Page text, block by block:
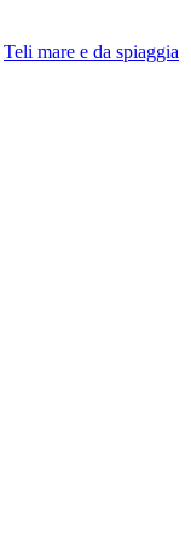
Teli mare e da spiaggia